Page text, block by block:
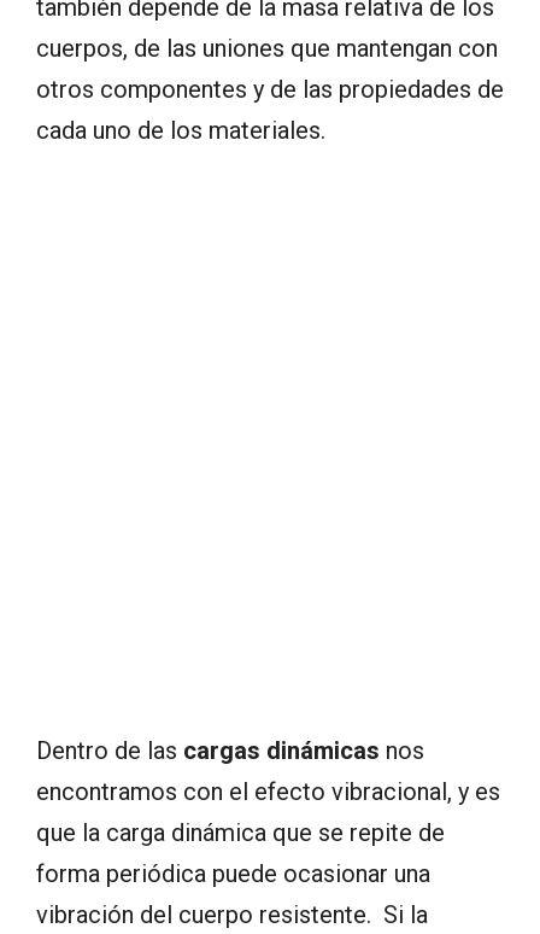
también depende de la masa relativa de los
cuerpos, de las uniones que mantengan con
otros componentes y de las propiedades de
cada uno de los materiales.
Dentro de las cargas dinámicas nos
encontramos con el efecto vibracional, y es
que la carga dinámica que se repite de
forma periódica puede ocasionar una
vibración del cuerpo resistente. Si la